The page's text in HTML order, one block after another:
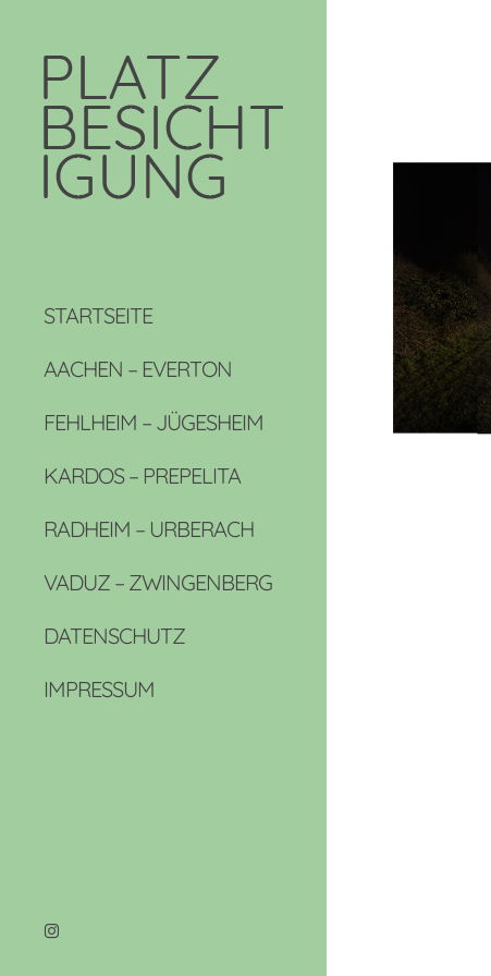
STARTSEITE
AACHEN – EVERTON
FEHLHEIM – JÜGESHEIM
KARDOS – PREPELITA
RADHEIM – URBERACH
VADUZ – ZWINGENBERG
DATENSCHUTZ
IMPRESSUM